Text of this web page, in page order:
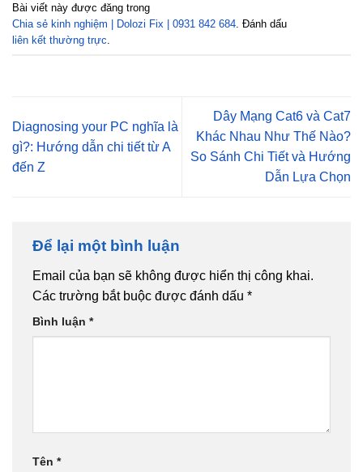
Bài viết này được đăng trong
Chia sẻ kinh nghiệm | Dolozi Fix | 0931 842 684 . Đánh dấu
liên kết thường trực
Diagnosing your PC nghĩa là
gì?: Hướng dẫn chi tiết từ A
đến Z
Dây Mạng Cat6 và Cat7
Khác Nhau Như Thế Nào?
So Sánh Chi Tiết và Hướng
Dẫn Lựa Chọn
Để lại một bình luận
Email của bạn sẽ không được hiển thị công khai.
Các trường bắt buộc được đánh dấu *
Bình luận *
Tên *